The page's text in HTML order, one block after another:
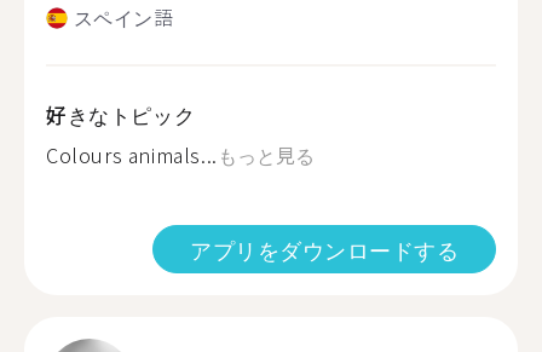
スペイン語
好きなトピック
Colours animals... もっと見る
アプリをダウンロードする